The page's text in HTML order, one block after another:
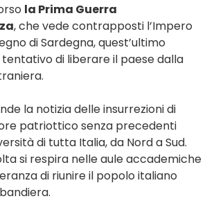
la Prima Guerra
, che vede contrapposti l’Impero
di Sardegna, quest’ultimo
di liberare il paese dalla
la notizia delle insurrezioni di
patriottico senza precedenti
di tutta Italia, da Nord a Sud.
si respira nelle aule accademiche
di riunire il popolo italiano